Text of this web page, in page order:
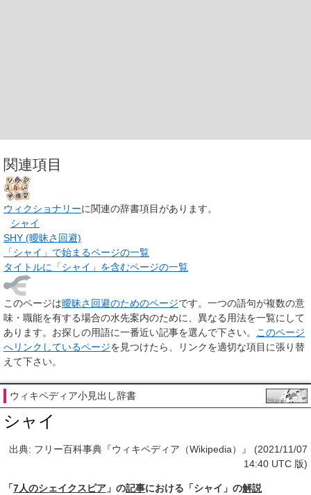
関連項目
ウィクショナリーに関連の辞書項目があります。
シャイ
SHY (曖昧さ回避)
「シャイ」で始まるページの一覧
タイトルに「シャイ」を含むページの一覧
このページは曖昧さ回避のためのページです。一つの語句が複数の意
味・職能を有する場合の水先案内のために、異なる用法を一覧にして
あります。お探しの用語に一番近い記事を選んで下さい。 このページ
へリンクしているページを見つけたら、リンクを適切な項目に張り替
えて下さい。
ウィキペディア小見出し辞書
シャイ
出典: フリー百科事典『ウィキペディア（Wikipedia）』 (2021/11/07
14:40 UTC 版)
「7人のシェイクスピア 」の記事における「シャイ」の解説